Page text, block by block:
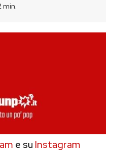
min.
e su Instagram